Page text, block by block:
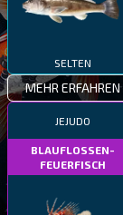
SELTEN
MEHR ERFAHREN
JEJUDO
BLAUFLOSSEN-
FEUERFISCH